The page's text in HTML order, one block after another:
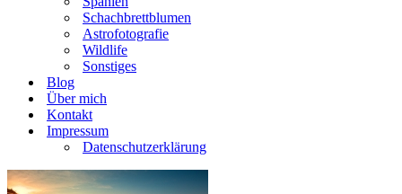
Schachbrettblumen
Astrofotografie
Wildlife
Sonstiges
Blog
Über mich
Kontakt
Impressum
Datenschutzerklärung